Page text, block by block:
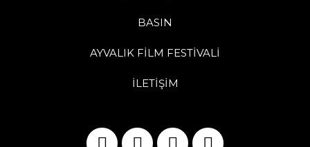
BASIN
AYVALIK FİLM FESTİVALİ
İLETİŞİM